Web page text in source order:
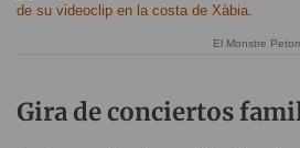
El Monstre
Gira de conciertos